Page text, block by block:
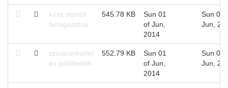
kész stencil
felragasztva
545.78 KB
Sun 01
of Jun,
2014
Sun 01
Jun,
szivacsrészlet
és pólófesték
552.79 KB
Sun 01
of Jun,
2014
Sun 01
Jun,